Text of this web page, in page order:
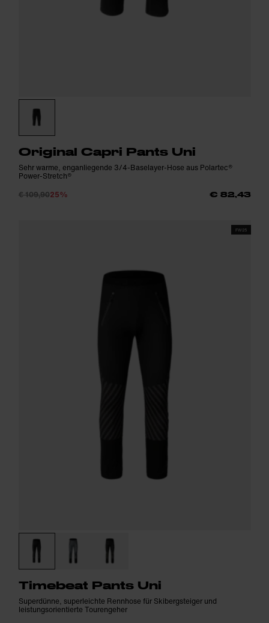
Original Capri Pants Uni
Sehr warme, enganliegende 3/4-Baselayer-Hose aus Polartec®
Power-Stretch®
€ 109,9025% € 82,43
FW25
Timebeat Pants Uni
Superdünne, superleichte Rennhose für Skibergsteiger und
leistungsorientierte Tourengeher